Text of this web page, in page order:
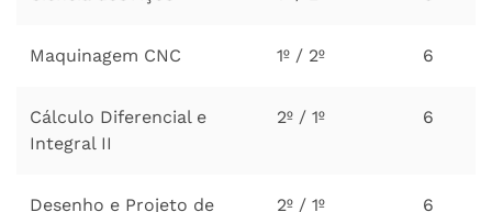
Maquinagem CNC 1º / 2º 6
Cálculo Diferencial e
Integral II
2º / 1º 6
Desenho e Projeto de
2º / 1º 6